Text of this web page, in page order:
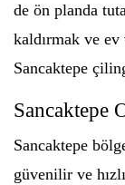
de ön planda
kaldırmak ve
Sancaktepe
Sancaktepe
Sancaktepe
güvenilir ve